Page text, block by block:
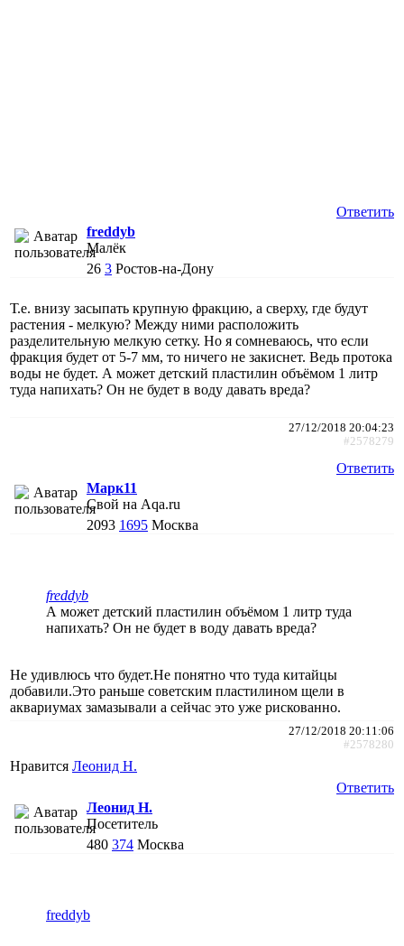
Ответить
freddyb
Малёк
26 3 Ростов-на-Дону
Т.е. внизу засыпать крупную фракцию, а сверху, где будут
растения - мелкую? Между ними расположить
разделительную мелкую сетку. Но я сомневаюсь, что если
фракция будет от 5-7 мм, то ничего не закиснет. Ведь протока
воды не будет. А может детский пластилин объёмом 1 литр
туда напихать? Он не будет в воду давать вреда?
27/12/2018 20:04:23
#2578279
Ответить
Марк11
Свой на Aqa.ru
2093 1695 Москва
freddyb
А может детский пластилин объёмом 1 литр туда
напихать? Он не будет в воду давать вреда?
Не удивлюсь что будет.Не понятно что туда китайцы
добавили.Это раньше советским пластилином щели в
аквариумах замазывали а сейчас это уже рискованно.
27/12/2018 20:11:06
#2578280
Нравится Леонид Н.
Ответить
Леонид Н.
Посетитель
480 374 Москва
freddyb